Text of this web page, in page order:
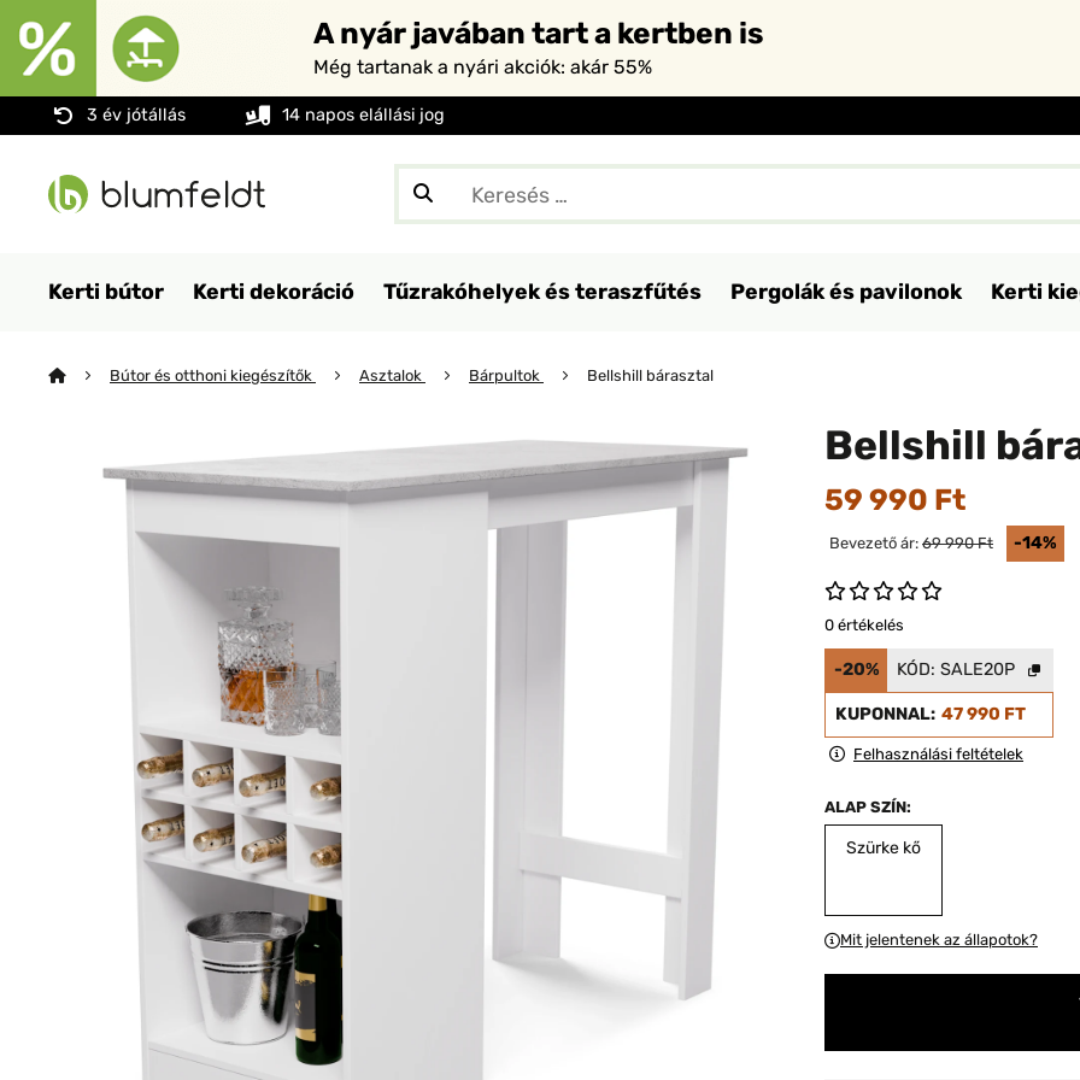
A nyár javában tart a kertben is
Még tartanak a nyári akciók: akár 55%
3 év jótállás 14 napos elállási jog
Kerti bútor Kerti dekoráció Tűzrakóhelyek és teraszfűtés Pergolák és pavilonok Kerti
Bútor és otthoni kiegészítők Asztalok Bárpultok Bellshill bárasztal
Bellshill
59 990 Ft
Bevezető ár: 69 990 Ft -14%
0 értékelés
-20% KÓD: SALE20P
KUPONNAL: 47 990 FT
Felhasználási feltételek
ALAP SZÍN:
Szürke kő
Mit jelentenek az állapotok?